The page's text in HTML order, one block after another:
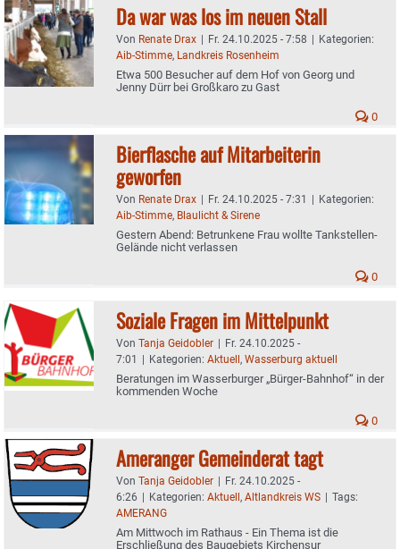
Da war was los im neuen Stall
Von Renate Drax | Fr. 24.10.2025 - 7:58 | Kategorien:
Aib-Stimme, Landkreis Rosenheim
Etwa 500 Besucher auf dem Hof von Georg und
Jenny Dürr bei Großkaro zu Gast
0
Bierflasche auf Mitarbeiterin
geworfen
Von Renate Drax | Fr. 24.10.2025 - 7:31 | Kategorien:
Aib-Stimme, Blaulicht & Sirene
Gestern Abend: Betrunkene Frau wollte Tankstellen-
Gelände nicht verlassen
0
Soziale Fragen im Mittelpunkt
Von Tanja Geidobler | Fr. 24.10.2025 -
7:01 | Kategorien: Aktuell, Wasserburg aktuell
Beratungen im Wasserburger „Bürger-Bahnhof“ in der
kommenden Woche
0
Ameranger Gemeinderat tagt
Von Tanja Geidobler | Fr. 24.10.2025 -
6:26 | Kategorien: Aktuell, Altlandkreis WS | Tags:
AMERANG
Am Mittwoch im Rathaus - Ein Thema ist die
Erschließung des Baugebiets Kirchensur